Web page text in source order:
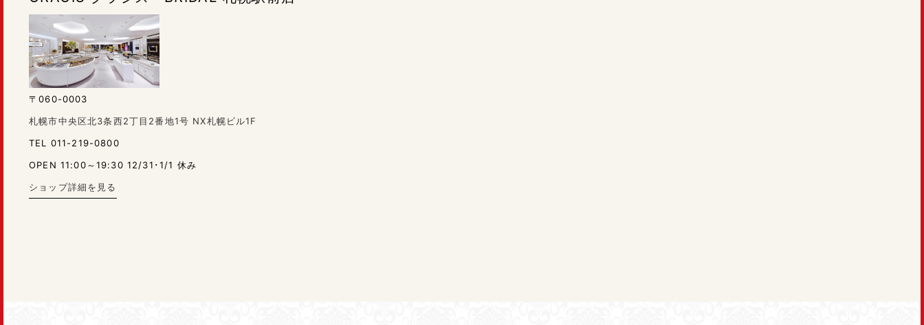
〒060-0003
札幌市中央区北3条西2丁目2番地1号 NX札幌ビル1F
TEL 011-219-0800
OPEN 11:00～19:30 12/31･1/1 休み
ショップ詳細を見る